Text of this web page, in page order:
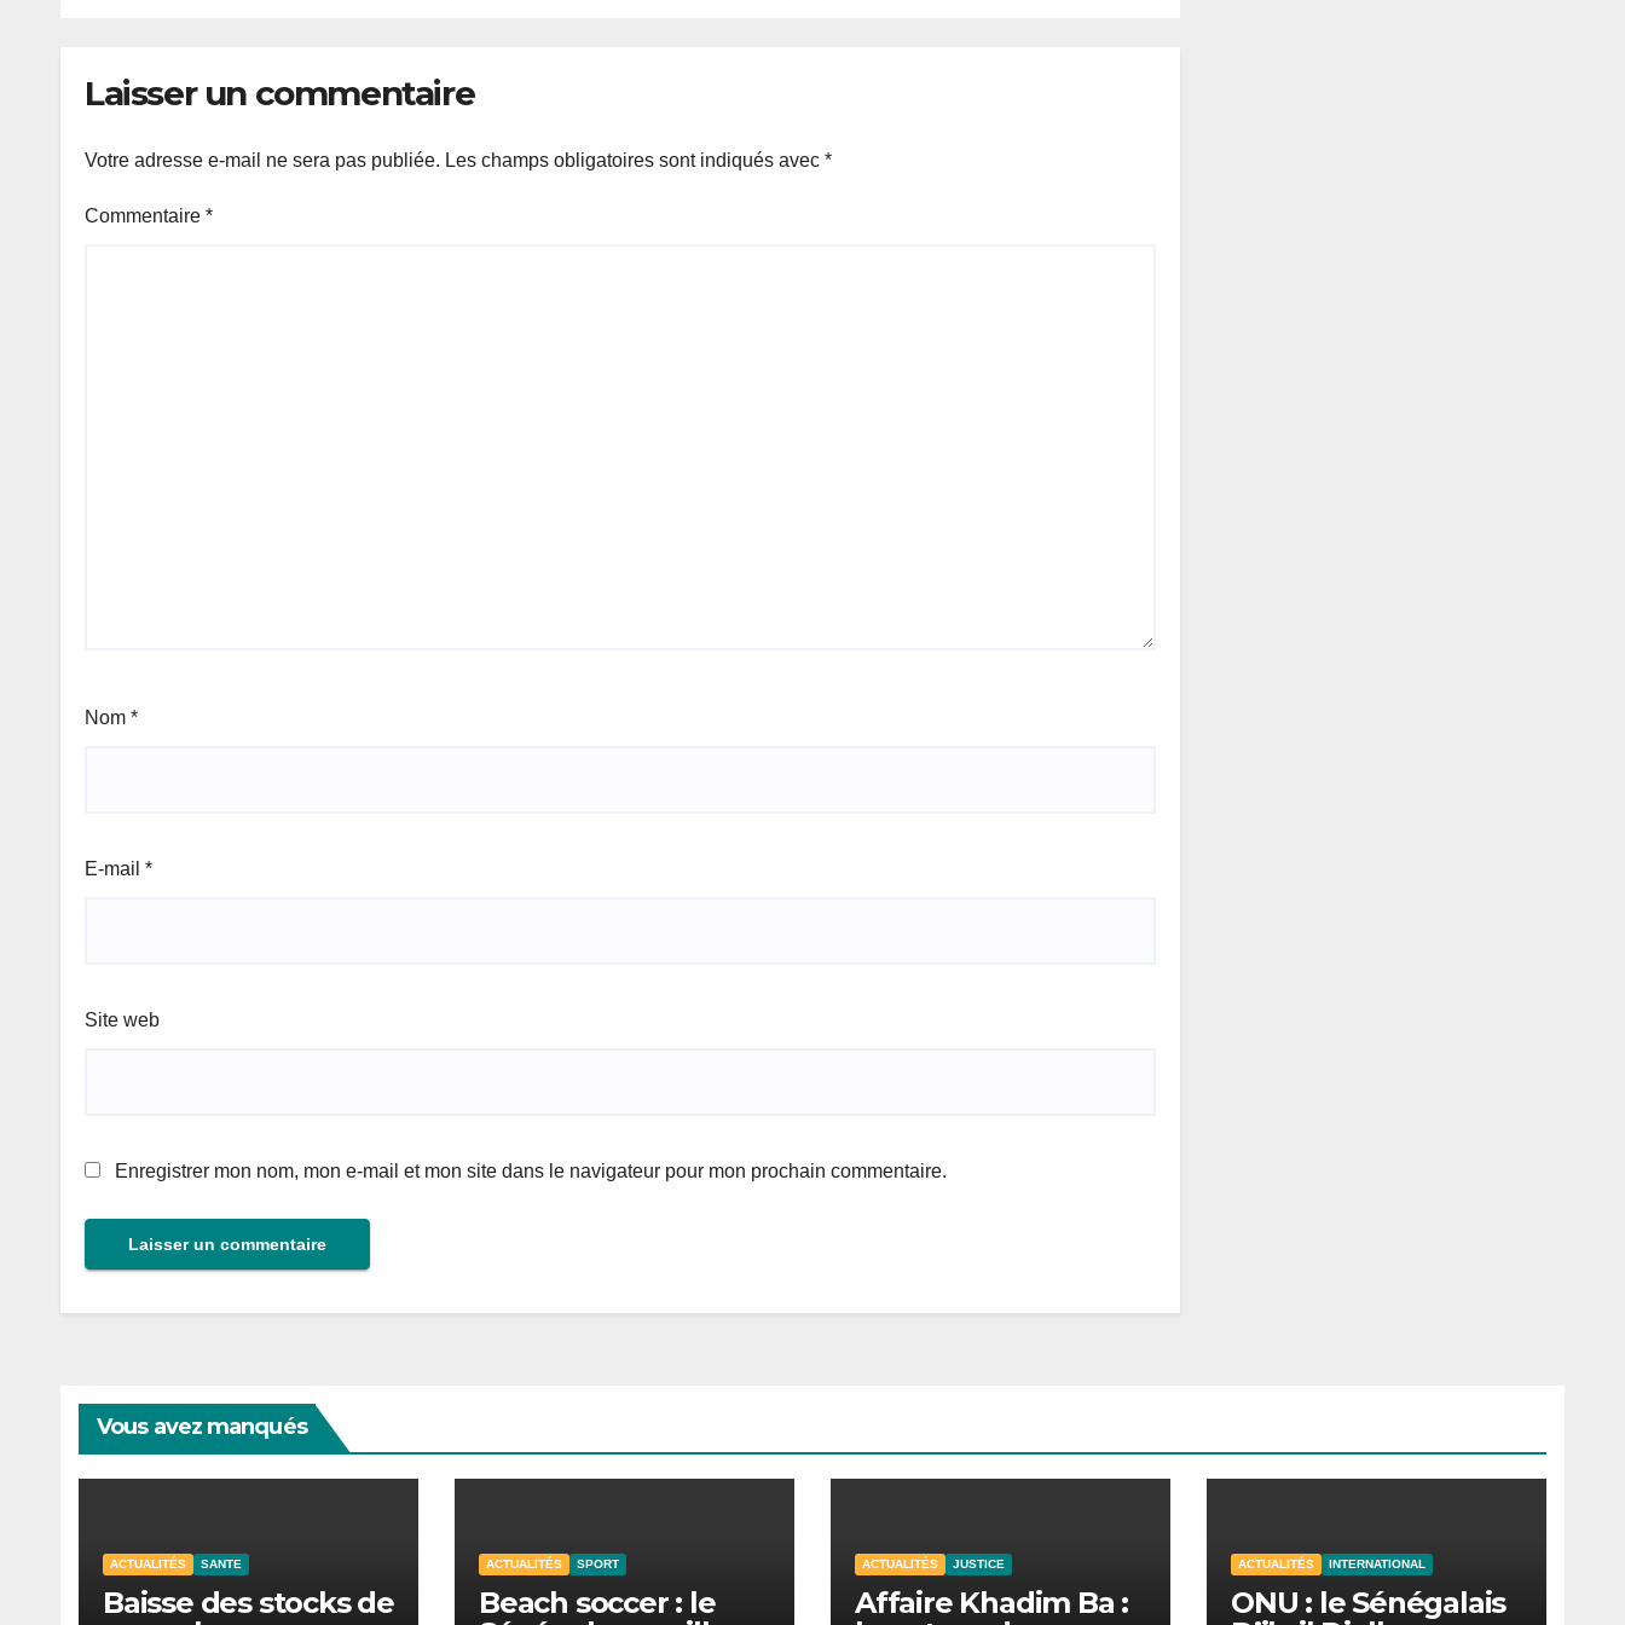
Laisser un commentaire
Votre adresse e-mail ne sera pas publiée. Les champs obligatoires sont indiqués avec *
Commentaire *
Nom *
E-mail *
Site web
Enregistrer mon nom, mon e-mail et mon site dans le navigateur pour mon prochain commentaire.
Vous avez manqués
ACTUALITÉS SANTE
Baisse des stocks de
ACTUALITÉS SPORT
Beach soccer : le
ACTUALITÉS JUSTICE
Affaire Khadim Ba :
ACTUALITÉS INTERNATIONAL
ONU : le Sénégalais